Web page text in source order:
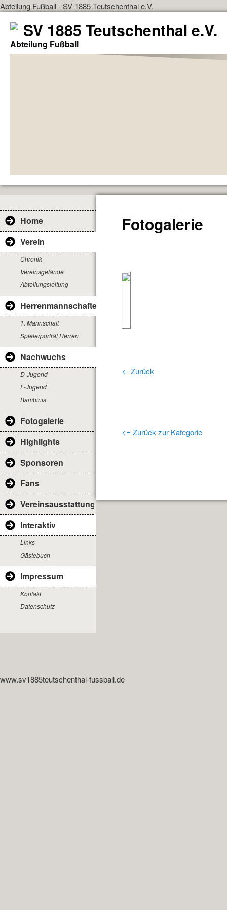
Abteilung Fußball - SV 1885 Teutschenthal e.V.
SV 1885 Teutschenthal e.V.
Abteilung Fußball
Home
Verein
Chronik
Vereinsgelände
Abteilungsleitung
Herrenmannschaften
1. Mannschaft
Spielerporträt Herren
Nachwuchs
D-Jugend
F-Jugend
Bambinis
Fotogalerie
Highlights
Sponsoren
Fans
Vereinsausstattung
Interaktiv
Links
Gästebuch
Impressum
Kontakt
Datenschutz
Fotogalerie
<- Zurück
<= Zurück zur Kategorie
www.sv1885teutschenthal-fussball.de